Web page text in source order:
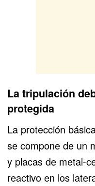
La tripulación
protegida
La protección
se compone de un
y placas de metal-
reactivo en los